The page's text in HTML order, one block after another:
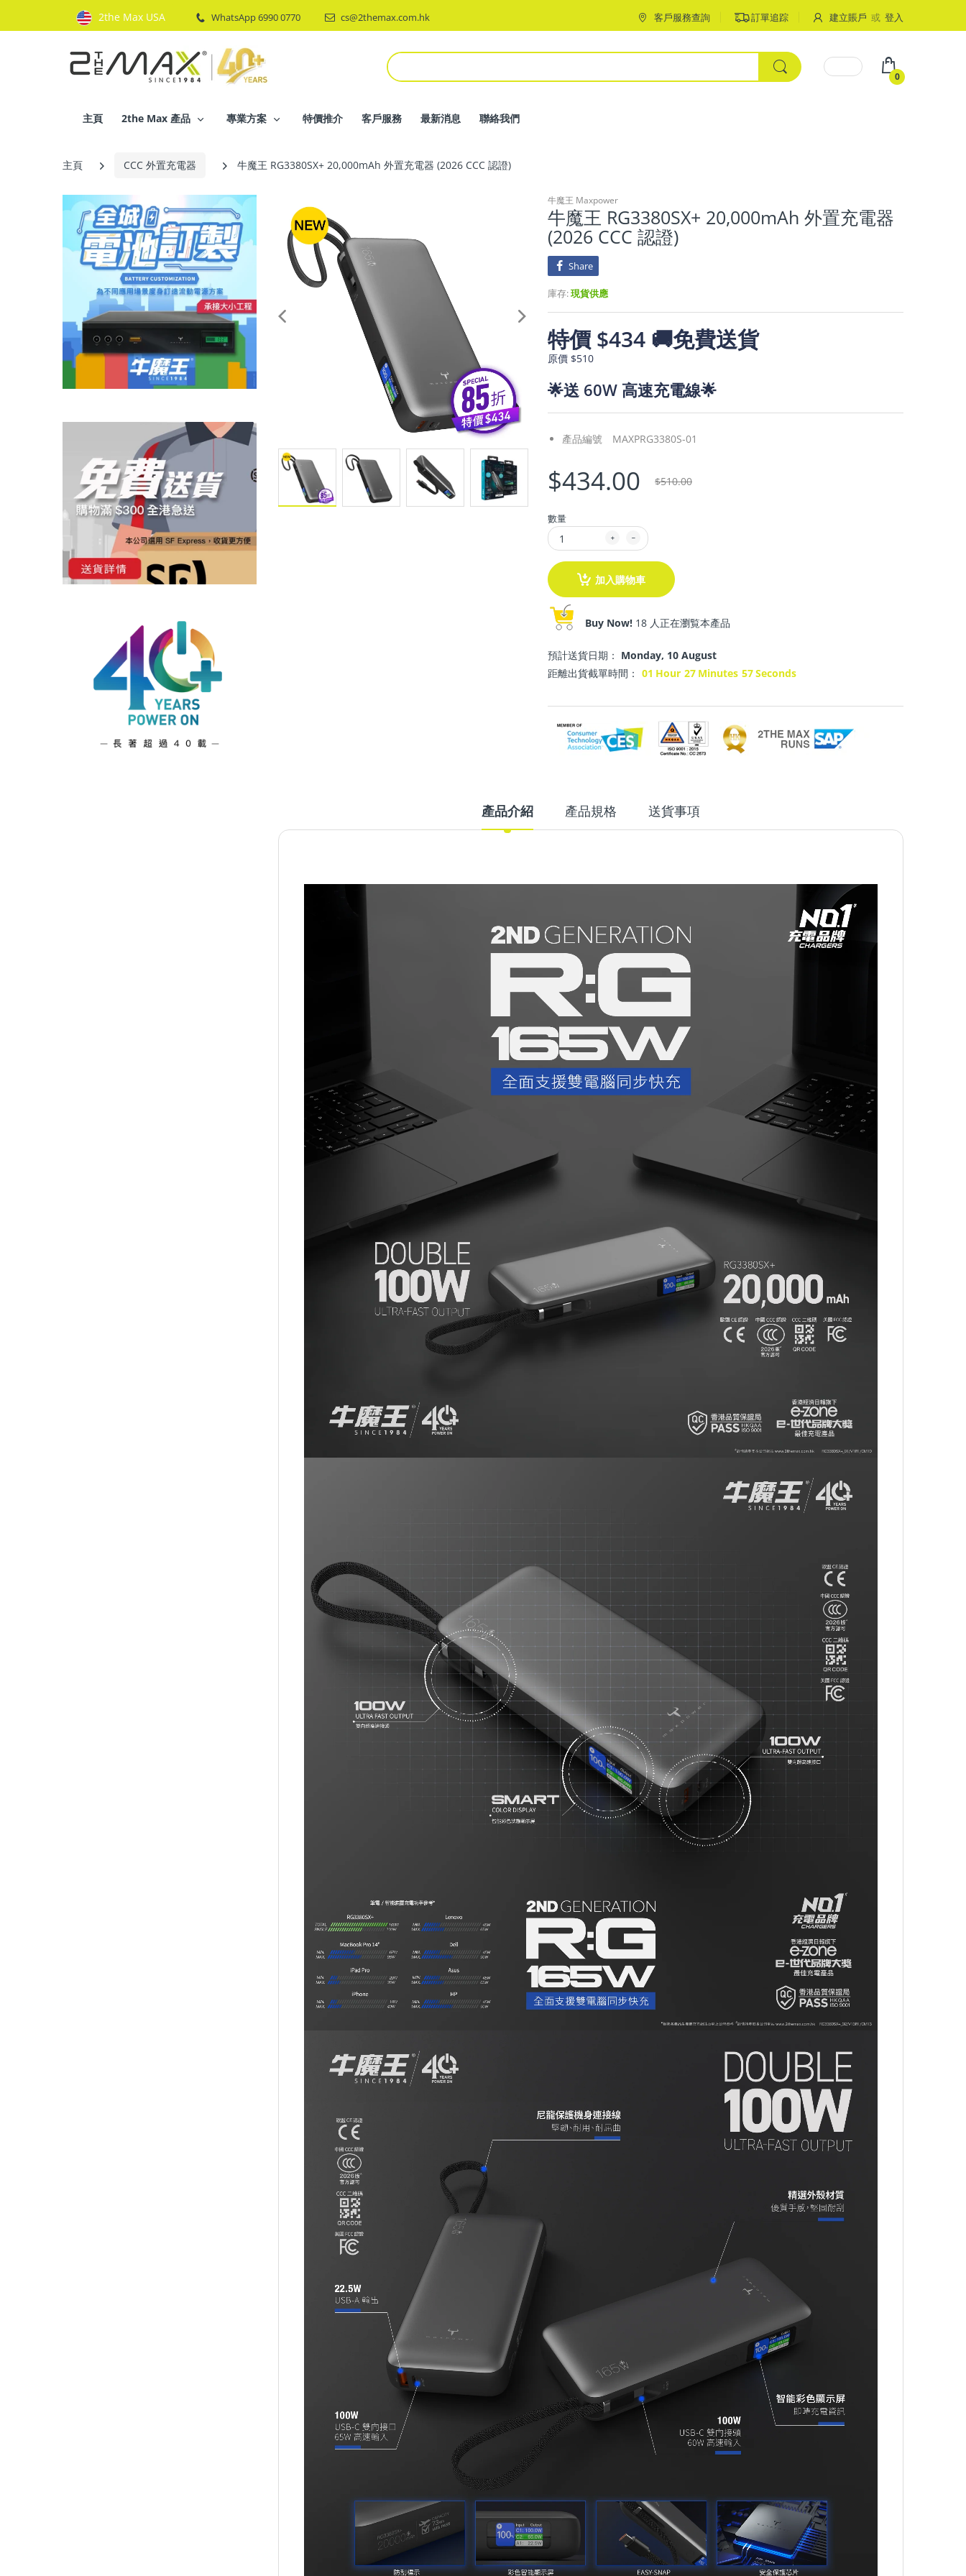
2the Max USA WhatsApp 6990 0770 cs@2themax.com.hk 客戶服務查詢 訂單追踪 建立賬戶 或 登入
0
主頁 2the Max 產品 專業方案 特價推介 客戶服務 最新消息 聯絡我們
主頁 CCC 外置充電器 牛魔王 RG3380SX+ 20,000mAh 外置充電器 (2026 CCC 認證)
牛魔王 Maxpower
牛魔王 RG3380SX+ 20,000mAh 外置充電器
(2026 CCC 認證)
Share
庫存:現貨供應
特價 $434 🚚免費送貨
原價 $510
🌟送 60W 高速充電線🌟
產品編號 MAXPRG3380S-01
$434.00 $510.00
數量
加入購物車
Buy Now! 18 人正在瀏覧本產品
預計送貨日期： Monday, 10 August
距離出貨截單時間： 01 Hour 27 Minutes 56Seconds
產品介紹 產品規格 送貨事項